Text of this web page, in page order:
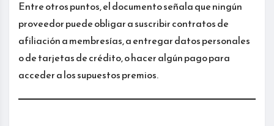
Entre otros puntos, el documento señala que ningún
proveedor puede obligar a suscribir contratos de
afiliación a membresías, a entregar datos personales
o de tarjetas de crédito, o hacer algún pago para
acceder a los supuestos premios.